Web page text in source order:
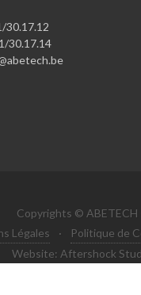
30.17.12
30.17.14
Copyrights © ABETECH
Légales
· Politique de
Website: Aftershock